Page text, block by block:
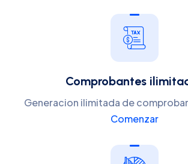
Comprobantes
Generacion ilimitada de
Comenzar